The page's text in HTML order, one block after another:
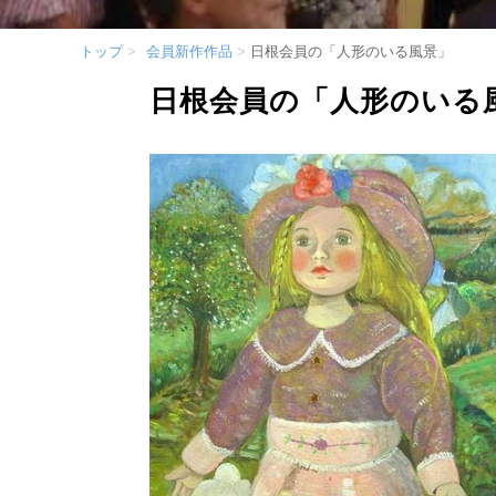
トップ 会員新作作品 日根会員の「人形のいる風景」
日根会員の「人形のいる